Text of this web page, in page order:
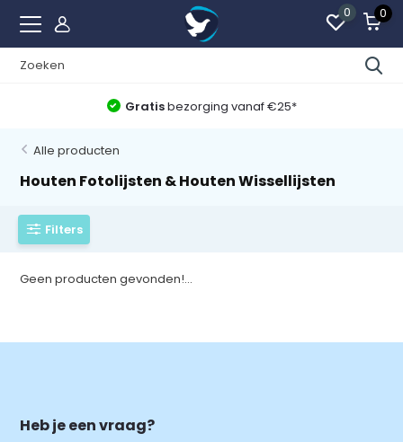
0 0
Gratisbezorging vanaf €25*
Alle producten
Houten Fotolijsten & Houten Wissellijsten
Filters
Geen producten gevonden!...
Heb je een vraag?